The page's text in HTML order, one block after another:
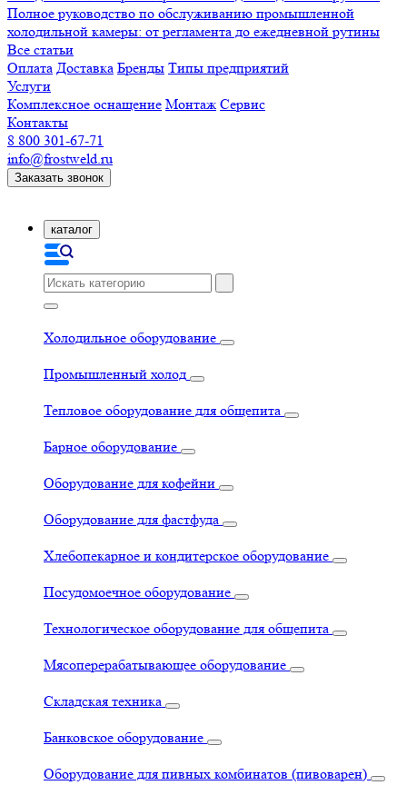
Полное руководство по обслуживанию промышленной
холодильной камеры: от регламента до ежедневной рутины
Все статьи
Оплата Доставка Бренды Типы предприятий
Услуги
Комплексное оснащение Монтаж Сервис
Контакты
8 800 301-67-71
info@frostweld.ru
Заказать звонок
каталог
Холодильное оборудование
Промышленный холод
Тепловое оборудование для общепита
Барное оборудование
Оборудование для кофейни
Оборудование для фастфуда
Хлебопекарное и кондитерское оборудование
Посудомоечное оборудование
Технологическое оборудование для общепита
Мясоперерабатывающее оборудование
Складская техника
Банковское оборудование
Оборудование для пивных комбинатов (пивоварен)